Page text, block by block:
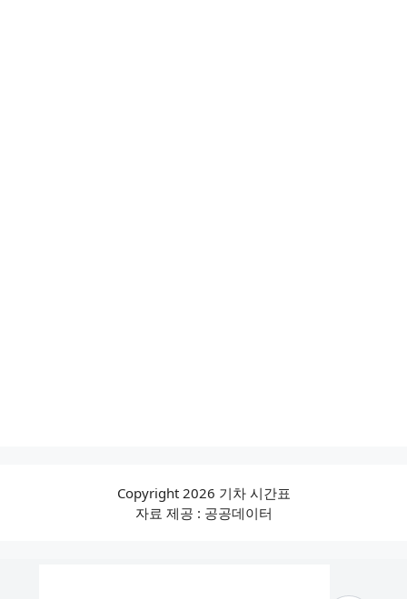
Copyright 2026 기차 시간표
자료 제공 : 공공데이터